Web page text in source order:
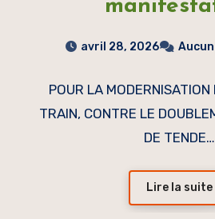
avril 28, 2026
POUR LA MODERNISATION
TRAIN, CONTRE LE
DE TENDE…
Lire la suite